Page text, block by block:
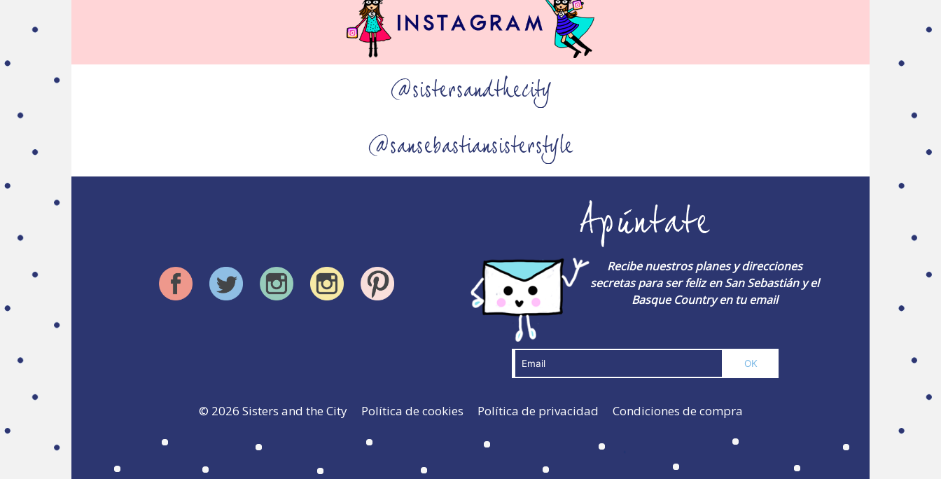
@sistersandthecity
@sansebastiansisterstyle
Apúntate
Recibe nuestros planes y direcciones
secretas para ser feliz en San Sebastián y el
Basque Country en tu email
© 2026 Sisters and the City Política de cookies Política de privacidad Condiciones de compra